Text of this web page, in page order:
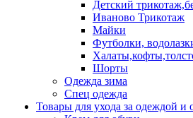
Детский
Иваново Трикотаж
Майки
Футболки,
Шорты
Одежда зима
Спец одежда
Товары для ухода за одеждой и